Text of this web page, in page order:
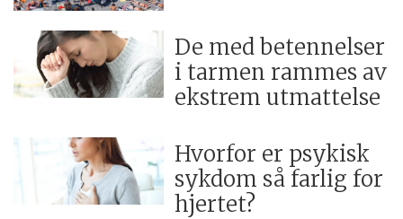
De med betennelser
i tarmen rammes av
ekstrem utmattelse
Hvorfor er psykisk
sykdom så farlig for
hjertet?